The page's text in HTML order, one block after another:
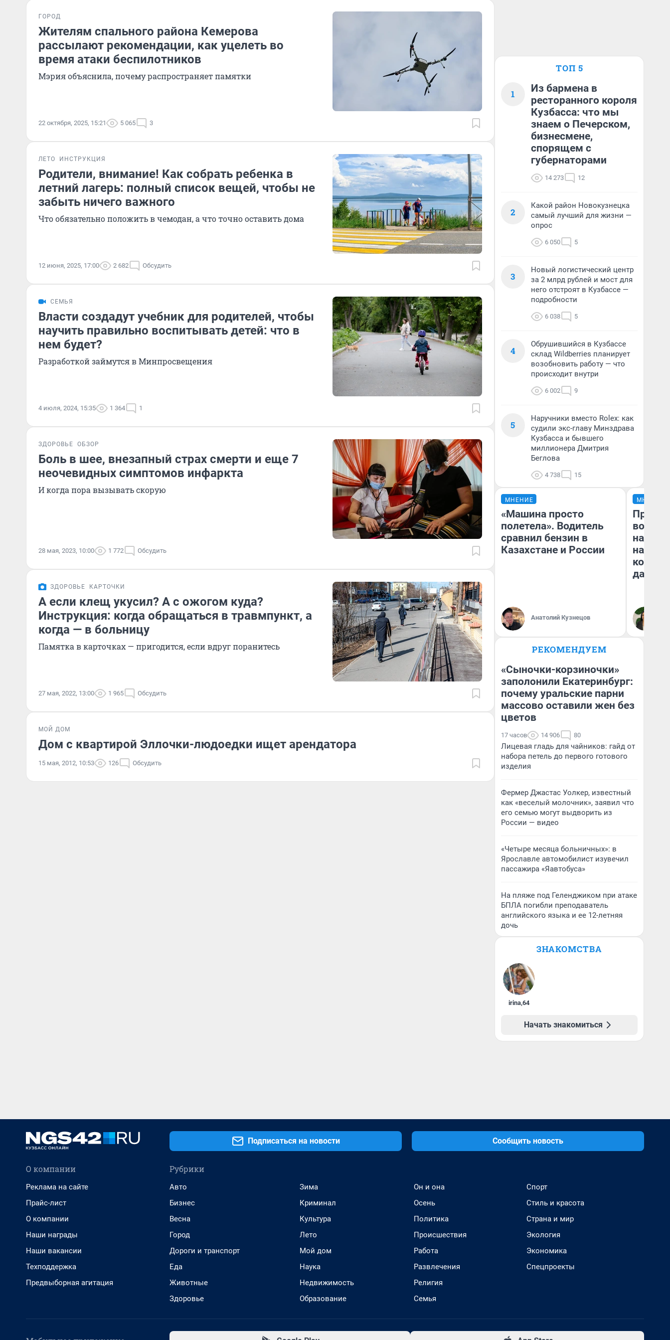
ГОРОД
Жителям спального района Кемерова
рассылают рекомендации, как уцелеть во
время атаки беспилотников
Мэрия объяснила, почему распространяет памятки
22 октября, 2025, 15:21 5 065 3
ЛЕТО ИНСТРУКЦИЯ
Родители, внимание! Как собрать ребенка в
летний лагерь: полный список вещей, чтобы не
забыть ничего важного
Что обязательно положить в чемодан, а что точно оставить дома
12 июня, 2025, 17:00 2 682 Обсудить
СЕМЬЯ
Власти создадут учебник для родителей, чтобы
научить правильно воспитывать детей: что в
нем будет?
Разработкой займутся в Минпросвещения
4 июля, 2024, 15:35 1 364 1
ЗДОРОВЬЕ ОБЗОР
Боль в шее, внезапный страх смерти и еще 7
неочевидных симптомов инфаркта
И когда пора вызывать скорую
28 мая, 2023, 10:00 1 772 Обсудить
ЗДОРОВЬЕ КАРТОЧКИ
А если клещ укусил? А с ожогом куда?
Инструкция: когда обращаться в травмпункт, а
когда — в больницу
Памятка в карточках — пригодится, если вдруг поранитесь
27 мая, 2022, 13:00 1 965 Обсудить
МОЙ ДОМ
Дом с квартирой Эллочки-людоедки ищет арендатора
15 мая, 2012, 10:53 126 Обсудить
ТОП 5
1
Из бармена в
ресторанного короля
Кузбасса: что мы
знаем о Печерском,
бизнесмене,
спорящем с
губернаторами
14 273 12
2
Какой район Новокузнецка
самый лучший для жизни —
опрос
6 050 5
3
Новый логистический центр
за 2 млрд рублей и мост для
него отстроят в Кузбассе —
подробности
6 038 5
4
Обрушившийся в Кузбассе
склад Wildberries планирует
возобновить работу — что
происходит внутри
6 002 9
5
Наручники вместо Rolex: как
судили экс-главу Минздрава
Кузбасса и бывшего
миллионера Дмитрия
Беглова
4 738 15
МНЕНИЕ
«Машина просто
полетела». Водитель
сравнил бензин в
Казахстане и России
Анатолий Кузнецов
МНЕНИЕ
нам
даже
РЕКОМЕНДУЕМ
«Сыночки-корзиночки»
заполонили Екатеринбург:
почему уральские парни
массово оставили жен без
цветов
17 часов 14 906 80
Лицевая гладь для чайников: гайд от
набора петель до первого готового
изделия
Фермер Джастас Уолкер, известный
как «веселый молочник», заявил что
его семью могут выдворить из
России — видео
«Четыре месяца больничных»: в
Ярославле автомобилист изувечил
пассажира «Яавтобуса»
На пляже под Геленджиком при атаке
БПЛА погибли преподаватель
английского языка и ее 12-летняя
дочь
ЗНАКОМСТВА
irina,64
Начать знакомиться
Подписаться на новости Сообщить новость
О компании
Реклама на сайте
Прайс-лист
О компании
Наши награды
Наши вакансии
Техподдержка
Предвыборная агитация
Рубрики
Авто
Бизнес
Весна
Город
Дороги и транспорт
Еда
Животные
Здоровье
Зима
Криминал
Культура
Лето
Мой дом
Наука
Недвижимость
Образование
Он и она
Осень
Политика
Происшествия
Работа
Развлечения
Религия
Семья
Спорт
Стиль и красота
Страна и мир
Экология
Экономика
Спецпроекты